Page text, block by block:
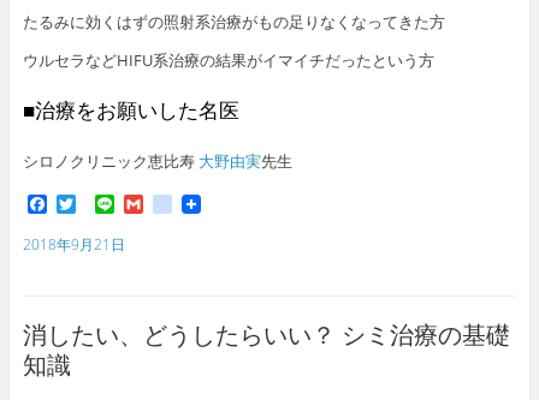
たるみに効くはずの照射系治療がもの足りなくなってきた方
ウルセラなどHIFU系治療の結果がイマイチだったという方
■治療をお願いした名医
シロノクリニック恵比寿 大野由実先生
F
c
o
k
T
i
r
L
n
G g
_
b
2018年9月21日
消したい、どうしたらいい？ シミ治療の基礎
知識